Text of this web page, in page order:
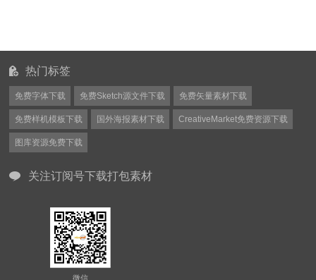
热门标签
免费字体下载 免费Sketch源文件下载 免费矢量素材下载
免费样机模板下载 国外海报素材下载 CreativeMarket免费资源下载
图库资源免费下载
关注订阅号下载打包素材
微信